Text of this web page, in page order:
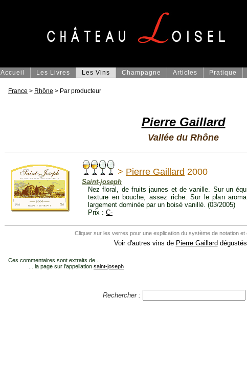
Accueil Les Livres Les Vins Champagne Articles Pratique
France > Rhône > Par producteur
Pierre Gaillard
Vallée du Rhône
> Pierre Gaillard 2000
Saint-joseph
Nez floral, de fruits jaunes et de vanille. Sur un
texture en bouche, assez riche. Sur le plan
largement dominée par un boisé vanillé. (03/2005)
Prix : C-
Cliquer sur les verres pour une explication du système de notation et
Voir d'autres vins de Pierre Gaillard
Ces commentaires sont extraits de...
... la page sur l'appellation saint-joseph
Rechercher :